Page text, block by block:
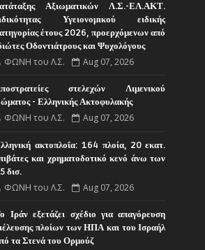
Αξιωματικών Λ.Σ.-ΕΛ.ΑΚΤ.
Υγειονομικού ειδικής
έτους 2026, προερχόμενων από
Οδοντιάτρους και Ψυχολόγους
ΦΩΝΗ του Λ.Σ. Aug 07, 2026
στελεχών Λιμενικού
- Ελληνικής Ακτοφυλακής
ΦΩΝΗ του Λ.Σ. Aug 07, 2026
ακτοπλοΐα: 164 πλοία, 20 εκατ.
και χρηματοδοτικό κενό άνω των
δισ.
ΦΩΝΗ του Λ.Σ. Aug 07, 2026
Ιράν εξετάζει σχέδιο για απαγόρευση
πλοίων των ΗΠΑ και του Ισραήλ
τα Στενά του Ορμούζ